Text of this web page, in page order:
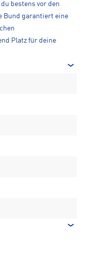
bestens vor den
Bund garantiert eine
Platz für deine